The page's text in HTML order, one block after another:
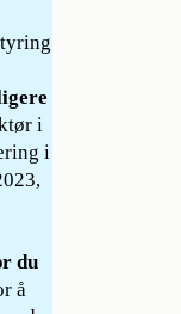
i
i
du
å